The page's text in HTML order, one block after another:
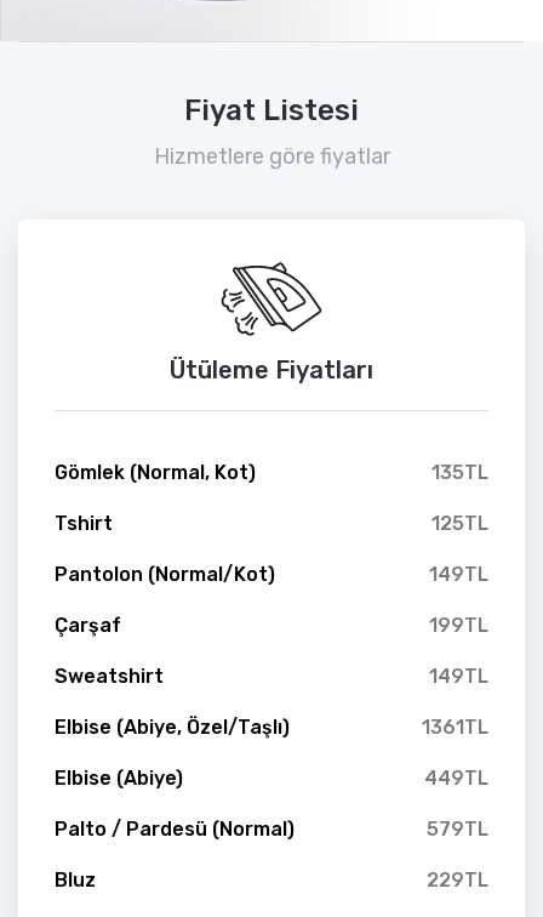
Fiyat Listesi
Hizmetlere göre fiyatlar
Ütüleme Fiyatları
Gömlek (Normal, Kot) 135TL
Tshirt 125TL
Pantolon (Normal/Kot) 149TL
Çarşaf 199TL
Sweatshirt 149TL
Elbise (Abiye, Özel/Taşlı) 1361TL
Elbise (Abiye) 449TL
Palto / Pardesü (Normal) 579TL
Bluz 229TL